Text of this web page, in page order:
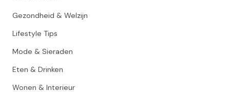
Gezondheid & Welzijn
Lifestyle Tips
Mode & Sieraden
Eten & Drinken
Wonen & Interieur